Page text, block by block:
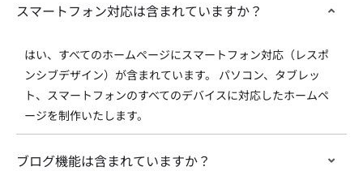
スマートフォン対応は含まれていますか？
はい、すべてのホームページにスマートフォン対応（レスポ
ンシブデザイン）が含まれています。 パソコン、タブレッ
ト、スマートフォンのすべてのデバイスに対応したホームペ
ージを制作いたします。
ブログ機能は含まれていますか？